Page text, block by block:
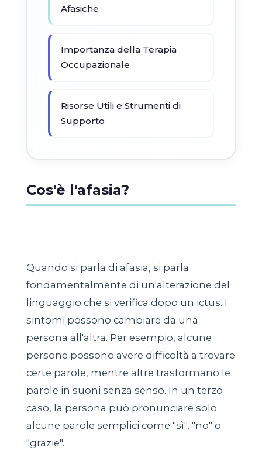
Afasiche
Importanza della Terapia
Occupazionale
Risorse Utili e Strumenti di
Supporto
Cos'è l'afasia?
Quando si parla di afasia, si parla
fondamentalmente di un'alterazione del
linguaggio che si verifica dopo un ictus. I
sintomi possono cambiare da una
persona all'altra. Per esempio, alcune
persone possono avere difficoltà a trovare
certe parole, mentre altre trasformano le
parole in suoni senza senso. In un terzo
caso, la persona può pronunciare solo
alcune parole semplici come "sì", "no" o
"grazie".